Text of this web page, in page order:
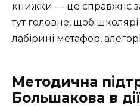
книжки — це справжнє
тут головне, щоб
лабірині метафор,
Методична
Большакова в дії